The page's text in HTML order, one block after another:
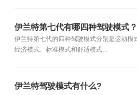
伊兰特第七代有哪四种驾驶模式？
伊兰特第七代的四种驾驶模式分别是运动模
经济模式、标准模式和舒适模式...
伊兰特驾驶模式有什么?